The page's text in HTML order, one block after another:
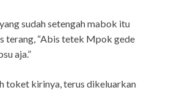
sudah setengah mabok itu
terang, “Abis tetek Mpok gede
aja.”
toket kirinya, terus dikeluarkan